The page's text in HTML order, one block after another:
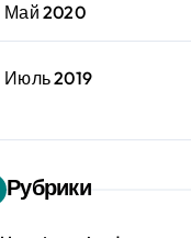
Май 2020
Июль 2019
Рубрики